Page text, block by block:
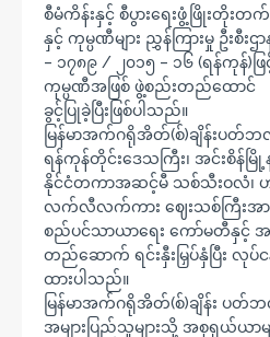
စီမံကိန်းနှင့် စီပွားရေးဖွံ့ဖြိုးတိုးတက်
နှင့် ကုမ္ပဏီများ ညွှန်ကြားမှု ဦး
– ၁၇၈၉ / ၂၀၁၅ – ၁၆ (ရန်ကုန်)
ကုမ္ပဏီအဖြစ် ဖွဲ့စည်းတည်ထောင်
ခွင့်ပြုခဲ့ပြီးဖြစ်ပါသည်။
မြန်မာအက်ဂရိုအိတ်(စ်)ချိန်း
ရန်ကုန်တိုင်းဒေသကြီး၊ အင်းစိန်
နိုင်ငံတကာအဆင့်မီ သစ်သီးဝလံ၊ ဟ
လက်လီလက်ကား ဈေးသစ်ကြီးအာ
စည်ပင်သာယာရေး ကော်မတီနှင့် အ
တည်ဆောက် ရင်းနှီးမြှပ်နှံပြီး
ထားပါသည်။
မြန်မာအက်ဂရိုအိတ်(စ်)ချိန်း ပ
အများပြည်သူများသို့ အစုရှယ်ယာမ